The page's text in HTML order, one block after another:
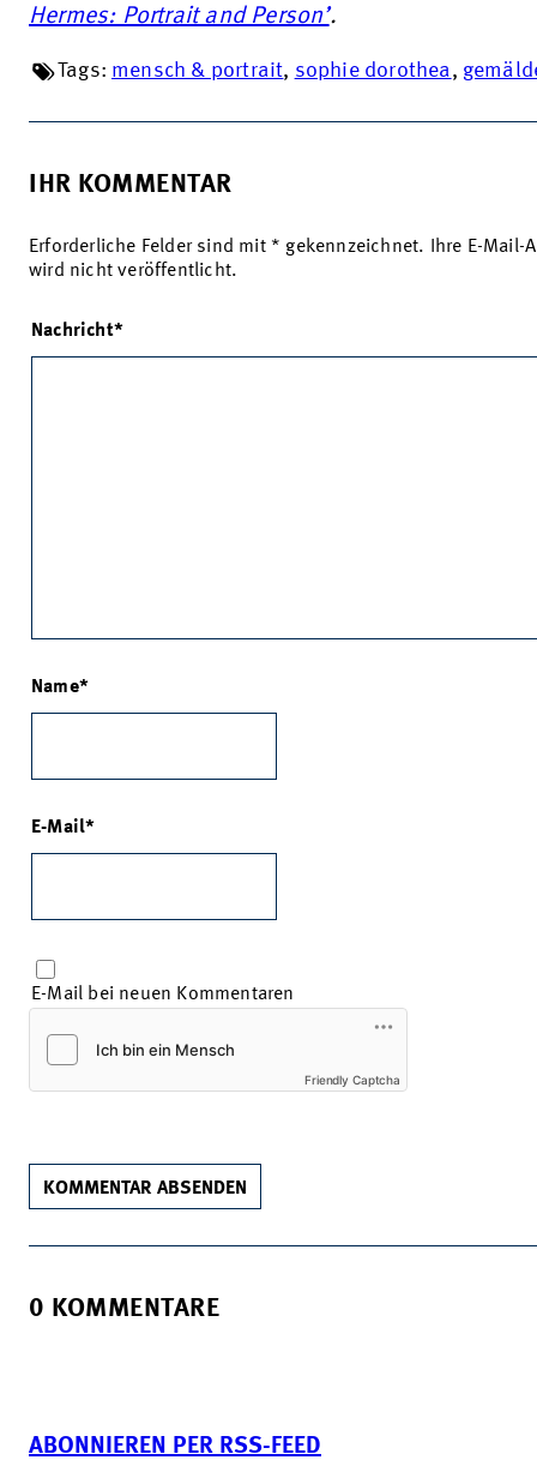
Hermes: Portrait and Person’.
Tags: mensch & portrait, sophie dorothea ,
IHR KOMMENTAR
Erforderliche Felder sind mit * gekennzeichnet. Ihre E-Mail-
wird nicht veröffentlicht.
Nachricht
Name
E-Mail
E-Mail bei neuen Kommentaren
Friendly Captcha
KOMMENTAR ABSENDEN
0 KOMMENTARE
ABONNIEREN PER RSS-FEED